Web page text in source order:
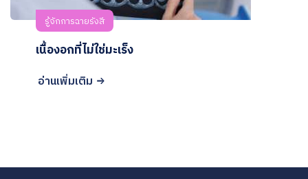
รู้จักการฉายรังสี
เนื้องอกที่ไม่ใช่มะเร็ง
อ่านเพิ่มเติม